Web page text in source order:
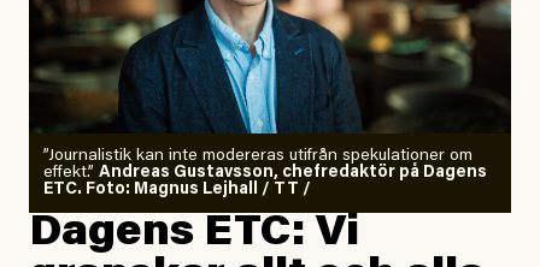
”Journalistik kan inte modereras utifrån spekulationer om
effekt.” Andreas Gustavsson, chefredaktör på Dagens
ETC. Foto: Magnus Lejhall / TT /
Dagens ETC: Vi